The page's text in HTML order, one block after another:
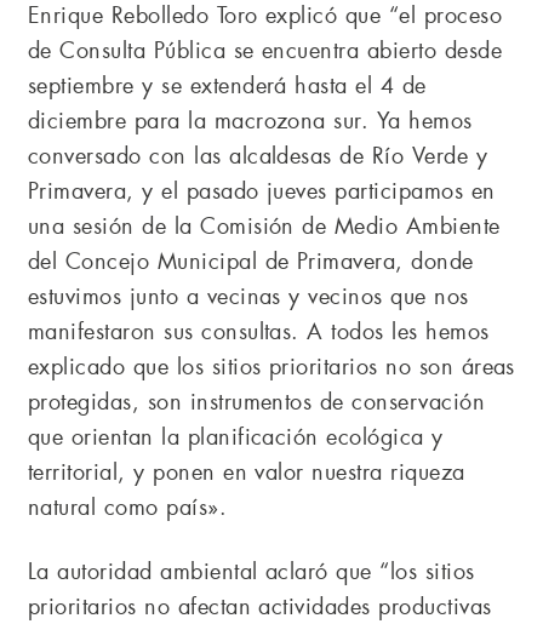
Enrique Rebolledo Toro explicó que “el proceso
de Consulta Pública se encuentra abierto desde
septiembre y se extenderá hasta el 4 de
diciembre para la macrozona sur. Ya hemos
conversado con las alcaldesas de Río Verde y
Primavera, y el pasado jueves participamos en
una sesión de la Comisión de Medio Ambiente
del Concejo Municipal de Primavera, donde
estuvimos junto a vecinas y vecinos que nos
manifestaron sus consultas. A todos les hemos
explicado que los sitios prioritarios no son áreas
protegidas, son instrumentos de conservación
que orientan la planificación ecológica y
territorial, y ponen en valor nuestra riqueza
natural como país».
La autoridad ambiental aclaró que “los sitios
prioritarios no afectan actividades productivas